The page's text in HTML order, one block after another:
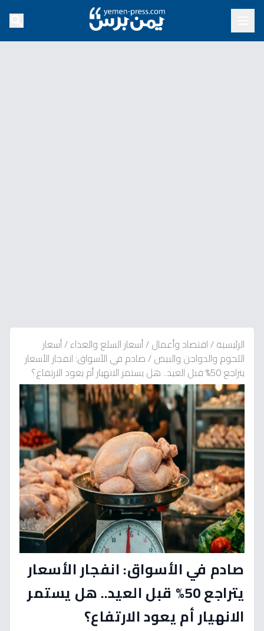
الرئيسية/اقتصاد وأعمال/أسعار السلع والغذاء/أسعار
اللحوم والدواجن والبيض/صادم في الأسواق: انفجار الأسعار
يتراجع 50% قبل العيد.. هل يستمر الانهيار أم يعود الارتفاع؟
صادم في الأسواق: انفجار الأسعار
يتراجع 50% قبل العيد.. هل يستمر
الانهيار أم يعود الارتفاع؟